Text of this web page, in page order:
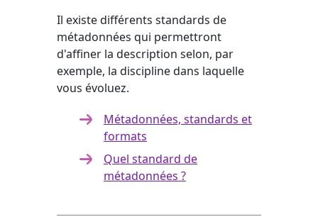
Il existe différents standards de
métadonnées qui permettront
d'affiner la description selon, par
exemple, la discipline dans laquelle
vous évoluez.
Métadonnées, standards et
formats
Quel standard de
métadonnées ?